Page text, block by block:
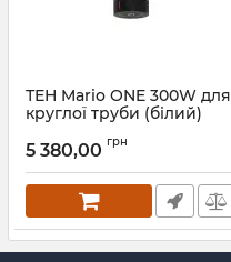
ТЕН Mario ONE 300W для
круглої труби (білий)
5 380,00 грн